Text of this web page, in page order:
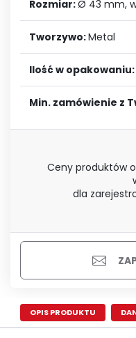
Rozmiar:Ø 43 mm,
Tworzywo:Metal
Ilość w opakowaniu:
Min. zamówienie z
Ceny produktów
dla
OPIS PRODUKTU